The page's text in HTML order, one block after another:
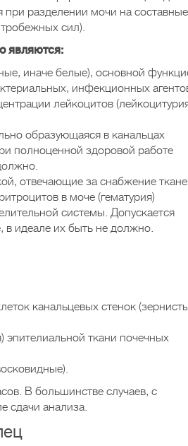
разделении мочи на составные
сил).
являются:
иначе белые), основной
инфекционных
лейкоцитов
образующаяся в канальцах
полноценной здоровой работе
отвечающие за снабжение
в моче (гематурия)
системы. Допускается
в идеале их быть не должно.
канальцевых стенок
эпителиальной ткани почечных
В большинстве случаев, с
сдачи анализа.